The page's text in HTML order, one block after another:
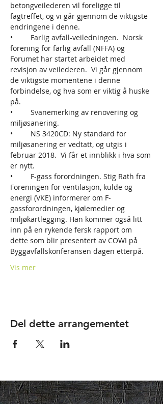
betongveilederen vil foreligge til
fagtreffet, og vi går gjennom de viktigste
•	Farlig avfall-veiledningen.  Norsk
forening for farlig avfall (NFFA) og
Forumet har startet arbeidet med
revisjon av veilederen.  Vi går gjennom
de viktigste momentene i denne
forbindelse, og hva som er viktig å huske
•	Svanemerking av renovering og
•	NS 3420CD: Ny standard for
miljøsanering er vedtatt, og utgis i
februar 2018.  Vi får et innblikk i hva som
•	F-gass forordningen. Stig Rath fra
Foreningen for ventilasjon, kulde og
energi (VKE) informerer om F-
gassforordningen, kjølemedier og
miljøkartlegging. Han kommer også litt
inn på en rykende fersk rapport om
dette som blir presentert av COWI på
Vis mer
Del dette arrangementet